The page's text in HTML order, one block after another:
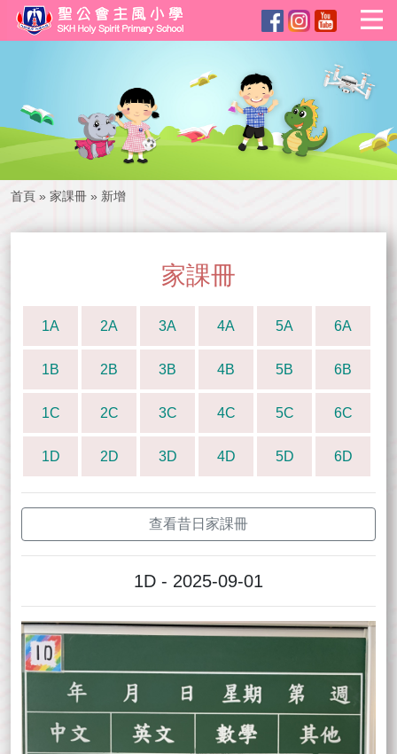
首頁 » 家課冊 » 新增
家課冊
1A 2A 3A 4A 5A 6A
1B 2B 3B 4B 5B 6B
1C 2C 3C 4C 5C 6C
1D 2D 3D 4D 5D 6D
查看昔日家課冊
1D - 2025-09-01